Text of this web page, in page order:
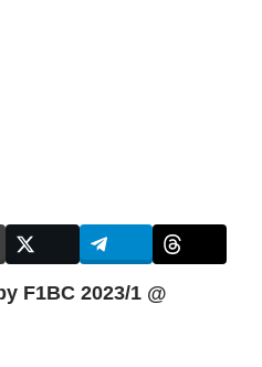
F1BC 2023/1 @